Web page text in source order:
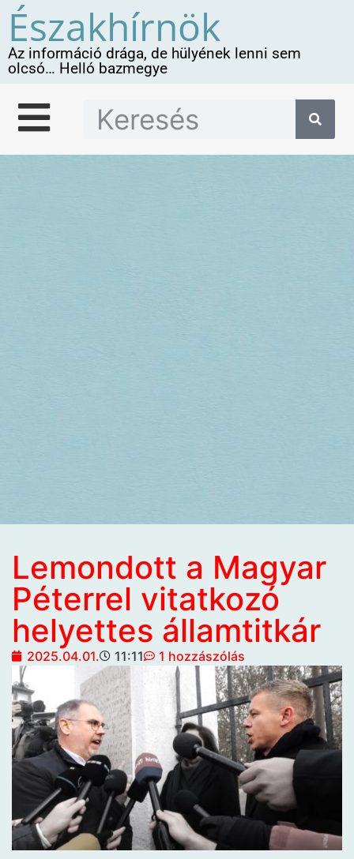
Északhírnök
Az információ drága, de hülyének lenni sem
olcsó… Helló bazmegye
Lemondott a Magyar
Péterrel vitatkozó
helyettes államtitkár
2025.04.01. 11:11 1 hozzászólás